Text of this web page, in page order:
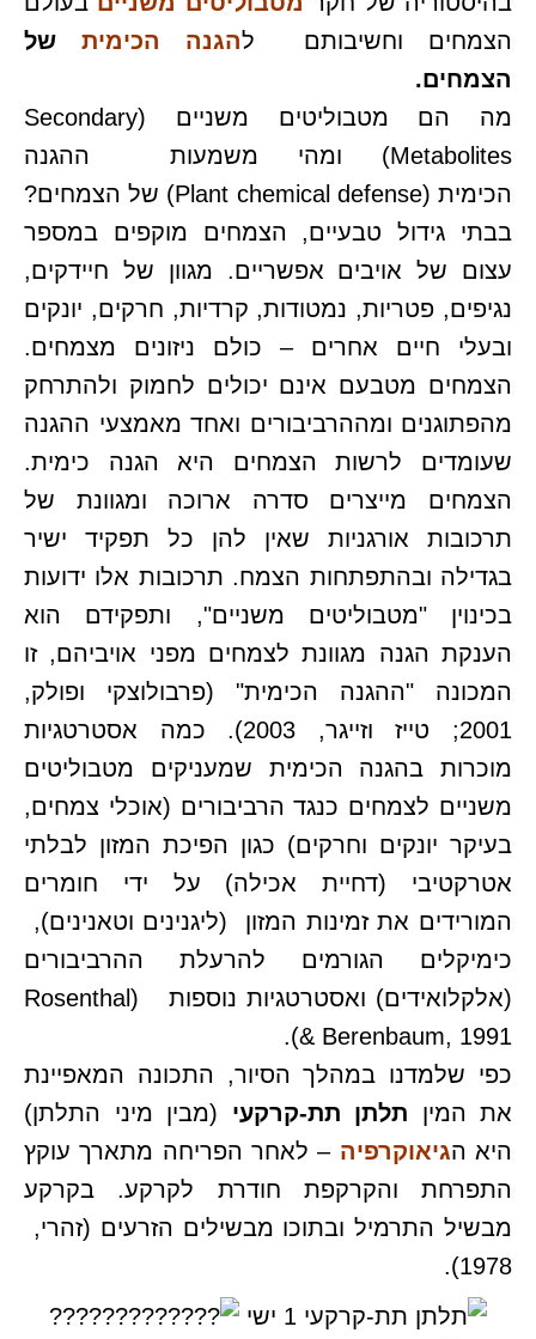
הצמחים וחשיבותם להגנה הכימית של
הצמחים.
מה הם מטבוליטים משניים (Secondary
Metabolites) ומהי משמעות ההגנה
הכימית (Plant chemical defense) של הצמחים?
בבתי גידול טבעיים, הצמחים מוקפים במספר
עצום של אויבים אפשריים. מגוון של חיידקים,
נגיפים, פטריות, נמטודות, קרדיות, חרקים, יונקים
ובעלי חיים אחרים – כולם ניזונים מצמחים.
הצמחים מטבעם אינם יכולים לחמוק ולהתרחק
מהפתוגנים ומההרביבורים ואחד מאמצעי ההגנה
שעומדים לרשות הצמחים היא הגנה כימית.
הצמחים מייצרים סדרה ארוכה ומגוונת של
תרכובות אורגניות שאין להן כל תפקיד ישיר
בגדילה ובהתפתחות הצמח. תרכובות אלו ידועות
בכינוין "מטבוליטים משניים", ותפקידם הוא
הענקת הגנה מגוונת לצמחים מפני אויביהם, זו
המכונה "ההגנה הכימית" (פרבולוצקי ופולק,
2001; טייז וזייגר, 2003). כמה אסטרטגיות
מוכרות בהגנה הכימית שמעניקים מטבוליטים
משניים לצמחים כנגד הרביבורים (אוכלי צמחים,
בעיקר יונקים וחרקים) כגון הפיכת המזון לבלתי
אטרקטיבי (דחיית אכילה) על ידי חומרים
המורידים את זמינות המזון (ליגנינים וטאנינים),
כימיקלים הגורמים להרעלת ההרביבורים
(אלקלואידים) ואסטרטגיות נוספות (Rosenthal
& Berenbaum, 1991).
כפי שלמדנו במהלך הסיור, התכונה המאפיינת
את המין תלתן תת-קרקעי (מבין מיני התלתן)
היא הגיאוקרפיה – לאחר הפריחה מתארך עוקץ
התפרחת והקרקפת חודרת לקרקע. בקרקע
מבשיל התרמיל ובתוכו מבשילים הזרעים (זהרי,
1978).